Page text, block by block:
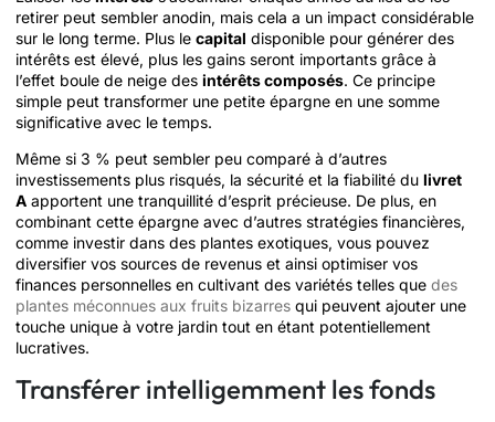
retirer peut sembler anodin, mais cela a un impact considérable
sur le long terme. Plus le capital disponible pour générer des
intérêts est élevé, plus les gains seront importants grâce à
l’effet boule de neige des intérêts composés. Ce principe
simple peut transformer une petite épargne en une somme
significative avec le temps.
Même si 3 % peut sembler peu comparé à d’autres
investissements plus risqués, la sécurité et la fiabilité du livret
A apportent une tranquillité d’esprit précieuse. De plus, en
combinant cette épargne avec d’autres stratégies financières,
comme investir dans des plantes exotiques, vous pouvez
diversifier vos sources de revenus et ainsi optimiser vos
finances personnelles en cultivant des variétés telles que des
plantes méconnues aux fruits bizarres qui peuvent ajouter une
touche unique à votre jardin tout en étant potentiellement
lucratives.
Transférer intelligemment les fonds